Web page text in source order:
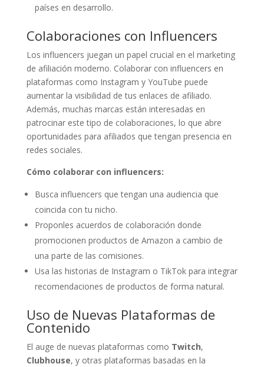
países en desarrollo.
Colaboraciones con Influencers
Los influencers juegan un papel crucial en el marketing
de afiliación moderno. Colaborar con influencers en
plataformas como Instagram y YouTube puede
aumentar la visibilidad de tus enlaces de afiliado.
Además, muchas marcas están interesadas en
patrocinar este tipo de colaboraciones, lo que abre
oportunidades para afiliados que tengan presencia en
redes sociales.
Cómo colaborar con influencers:
Busca influencers que tengan una audiencia que
coincida con tu nicho.
Proponles acuerdos de colaboración donde
promocionen productos de Amazon a cambio de
una parte de las comisiones.
Usa las historias de Instagram o TikTok para integrar
recomendaciones de productos de forma natural.
Uso de Nuevas Plataformas de
Contenido
El auge de nuevas plataformas como Twitch,
Clubhouse, y otras plataformas basadas en la